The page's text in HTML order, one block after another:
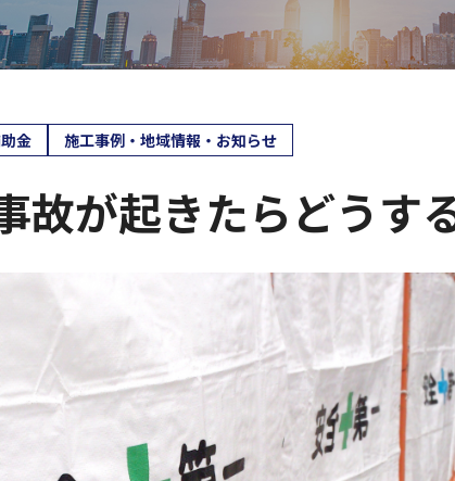
金 施工事例・地域情報・お知らせ
が起きたらどうす